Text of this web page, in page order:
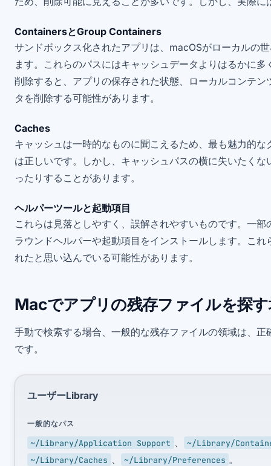
ContainersとGroup Containers
サンドボックス化されたアプリは、macOSがローカルの
ます。これらのパスにはキャッシュデータよりはるかに
削除すると、アプリの保存された状態、ローカルコンテ
タを削除する可能性があります。
Caches
キャッシュは一時的なものに聞こえるため、最も魅力的
は正しいです。しかし、キャッシュパスの横に失いたく
ったりすることがあります。
ヘルパーツールと起動項目
これらは見落としやすく、誤解されやすいものです。一
ラウンドヘルパーや起動項目をインストールします。こ
れたと思い込んでいる可能性があります。
Macでアプリの残存ファイルを探
手動で検索する場合、一般的な残存ファイルの領域は、
です。
ユーザーLibrary
一般的なパス
~/Library/Application Support
~/Library/
~/Library/Caches
~/Library/Preferences 。